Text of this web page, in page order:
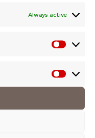
Always active